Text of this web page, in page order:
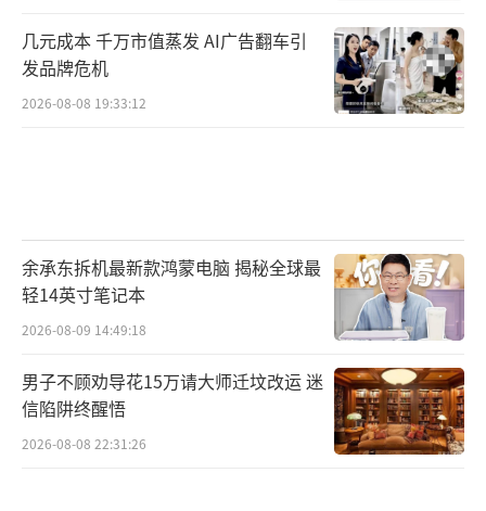
几元成本 千万市值蒸发 AI广告翻车引
发品牌危机
2026-08-08 19:33:12
余承东拆机最新款鸿蒙电脑 揭秘全球最
轻14英寸笔记本
2026-08-09 14:49:18
男子不顾劝导花15万请大师迁坟改运 迷
信陷阱终醒悟
2026-08-08 22:31:26